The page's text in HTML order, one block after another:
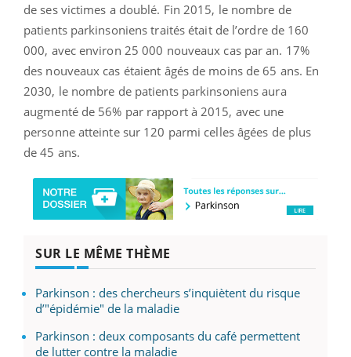
de ses victimes a doublé. Fin 2015, le nombre de
patients parkinsoniens traités était de l’ordre de 160
000, avec environ 25 000 nouveaux cas par an. 17%
des nouveaux cas étaient âgés de moins de 65 ans. En
2030, le nombre de patients parkinsoniens aura
augmenté de 56% par rapport à 2015, avec une
personne atteinte sur 120 parmi celles âgées de plus
de 45 ans.
SUR LE MÊME THÈME
Parkinson : des chercheurs s’inquiètent du risque
d’"épidémie" de la maladie
Parkinson : deux composants du café permettent
de lutter contre la maladie